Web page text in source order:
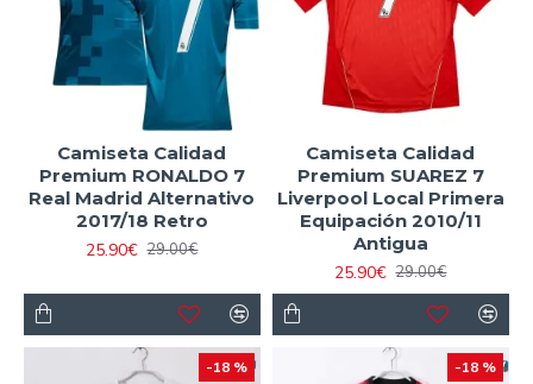
Camiseta Calidad
Premium RONALDO 7
Real Madrid Alternativo
2017/18 Retro
25.90€ 29.00€
Camiseta Calidad
Premium SUAREZ 7
Liverpool Local Primera
Equipación 2010/11
Antigua
25.90€ 29.00€
-18 % -18 %